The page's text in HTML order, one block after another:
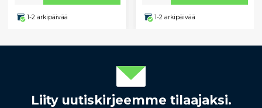
1-2 arkipäivää 1-2 arkipäivää
Liity uutiskirjeemme tilaajaksi.